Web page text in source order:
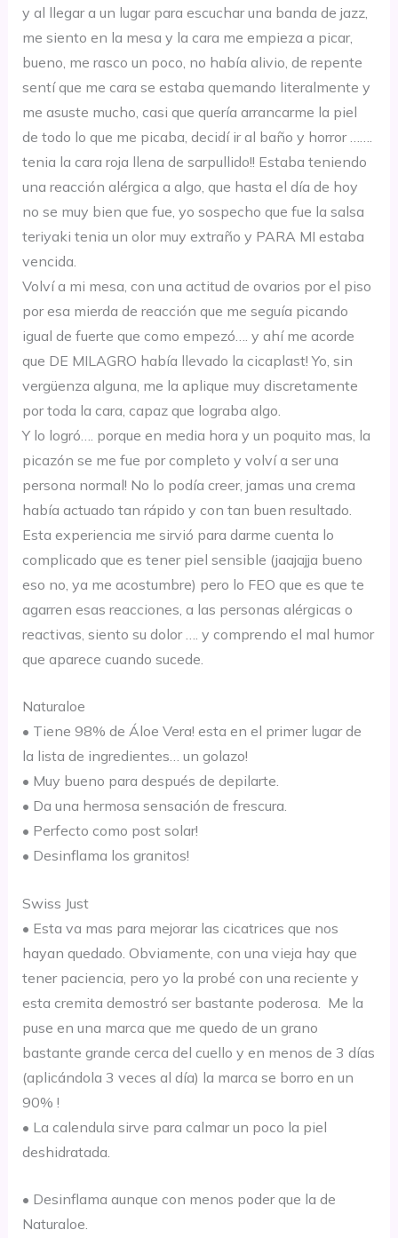
y al llegar a un lugar para escuchar una banda de jazz,
me siento en la mesa y la cara me empieza a picar,
bueno, me rasco un poco , no había alivio , de repente
sentíque me cara se estaba quemando literalmente y
me asuste mucho, casi que quería arrancarme la piel
de todo lo que me picaba, decidí ir al baño y horror …….
tenia la cara roja llena de sarpullido!! Estaba teniendo
una reacción alérgica a algo, que hasta el día de hoy
no se muy bien que fue , yo sospecho que fue la salsa
teriyaki tenia un olor muy extraño y PARA MI estaba
vencida.
Volvía mi mesa, con una actitud de ovarios por el piso
por esa mierda de reacción que me seguía picando
igual de fuerte que como empezó y ahíme acorde
que DE MILAGRO había llevado la cicaplast! Yo, sin
vergüenza alguna, me la aplique muy discretamente
por toda la cara, capaz que lograba algo.
Y lo logró …. porque en media hora y un poquito mas , la
picazón se me fue por completo y volví a ser una
persona normal! No lo podía creer, jamas una crema
había actuado tan rápido y con tan buen resultado
Esta experiencia me sirvió para darme cuenta lo
complicado que es tener piel sensible (jaajajja bueno
eso no, ya me acostumbre) pero lo FEO que es que te
agarren esas reacciones, a las personas alérgicas o
reactivas , siento su dolor …. y comprendo el mal humor
que aparece cuando sucede.
Naturaloe
• Tiene 98% de Áloe Vera! esta en el primerlugar de
la lista de ingredientes… un golazo!
• Muy bueno para después de depilarte.
• Da una hermosa sensación de frescura.
• Perfecto como post solar!
• Desinflama los granitos!
Swiss Just
• Esta va mas para mejorar las cicatrices que nos
hayan quedado. Obviamente, con una vieja hay que
tener paciencia, pero yo la probé con una reciente y
esta cremita demostró ser bastante poderosa. Me la
puse en una marca que me quedo de un grano
bastante grande cerca del cuello y en menos de 3 días
(aplicándola 3 veces al día) la marca se borro en un
90% !
• La calendula sirve para calmar un poco la piel
deshidratada.
• Desinflama aunque con menos poder que la de
Naturaloe.